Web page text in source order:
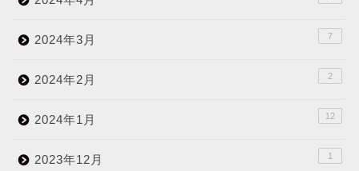
2024年3月 7
2024年2月 2
2024年1月 12
2023年12月 1